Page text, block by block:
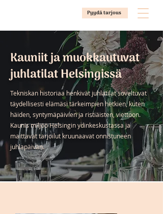
Pyydä tarjous
Kauniit ja muokkautuvat
juhlatilat Helsingissä
Tekniskan historiaa henkivät juhlatilat soveltuvat
täydellisesti elämäsi tärkeimpien hetkien, kuten
häiden, syntymäpäivien ja ristiäisten, viettoon.
Kaunis miljöö Helsingin ydinkeskustassa ja
maittavat tarjoilut kruunaavat onnistuneen
juhlapäivän.